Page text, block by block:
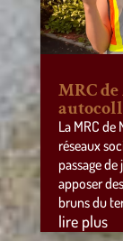
MRC
La MRC de
réseaux
passage
apposer
bruns du
lire plus